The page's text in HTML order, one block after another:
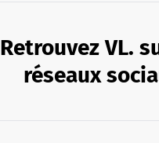
Retrouvez VL.
réseaux